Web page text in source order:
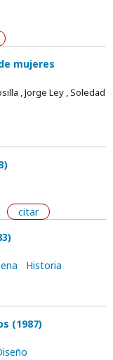
mujeres
, Jorge Ley , Soledad
citar
Historia
(1987)